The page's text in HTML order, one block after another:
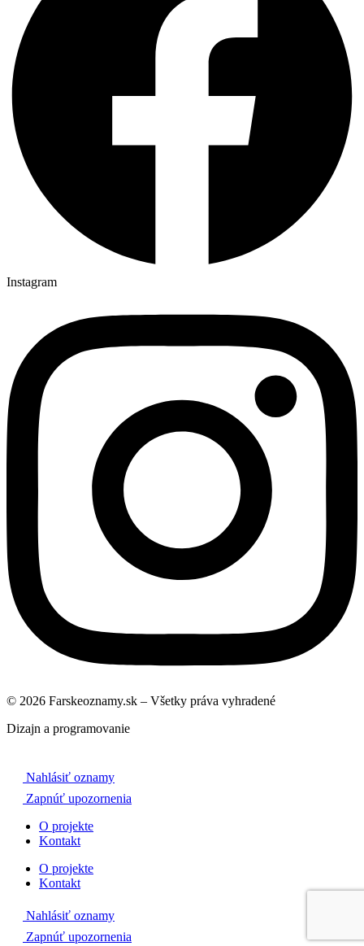
Instagram
© 2026 Farskeoznamy.sk – Všetky práva vyhradené
Dizajn a programovanie
Nahlásiť oznamy
Zapnúť upozornenia
O projekte
Kontakt
O projekte
Kontakt
Nahlásiť oznamy
Zapnúť upozornenia